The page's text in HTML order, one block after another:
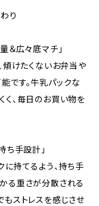
り
＆広々底マチ」
傾けたくないお弁当や
です。牛乳パックな
く、毎日のお買い物を
ち手設計」
に持てるよう、持ち手
る重さが分散される
もストレスを感じさせ